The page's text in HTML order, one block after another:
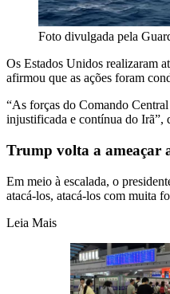
Foto divulgada pela
Os Estados Unidos realizaram
afirmou que as ações foram
“As forças do Comando
injustificada e contínua do Irã”,
Trump volta a ameaçar
Em meio à escalada, o
atacá-los, atacá-los com muita
Leia Mais